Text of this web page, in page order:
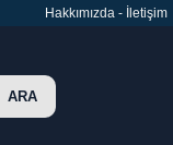
Hakkımızda - İletişim